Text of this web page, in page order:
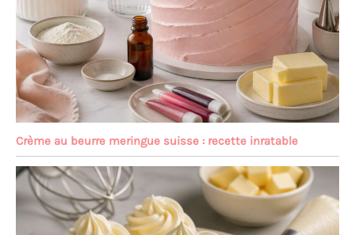
Crème au beurre meringue suisse : recette inratable